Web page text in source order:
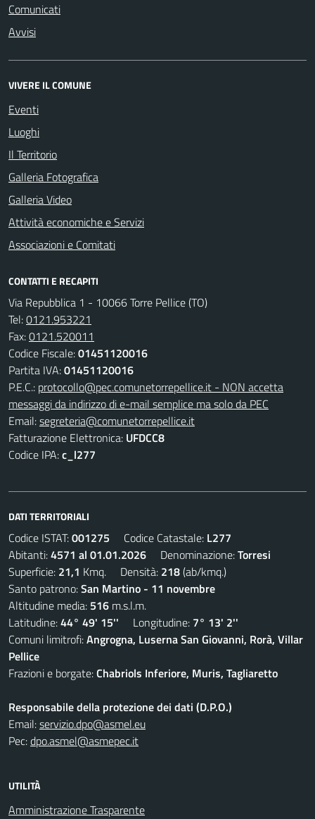
Comunicati
Avvisi
VIVERE IL COMUNE
Eventi
Luoghi
Il Territorio
Galleria Fotografica
Galleria Video
Attività economiche e Servizi
Associazioni e Comitati
CONTATTI E RECAPITI
Via Repubblica 1 - 10066 Torre Pellice (TO)
Tel:0121.953221
Fax:0121.520011
Codice Fiscale:01451120016
Partita IVA:01451120016
P.E.C.: protocollo@pec.comunetorrepellice.it - NON accetta
messaggi da indirizzo di e-mail semplice ma solo da PEC
Email:segreteria@comunetorrepellice.it
Fatturazione Elettronica: UFDCC8
Codice IPA:c_l277
DATI TERRITORIALI
Codice ISTAT:001275 Codice Catastale: L277
Abitanti:4571 al 01.01.2026 Denominazione:Torresi
Superficie: 21,1 Kmq. Densità: 218(ab/kmq.)
Santo patrono:San Martino - 11 novembre
Altitudine media: 516 m.s.l.m.
Latitudine:44° 49' 15'' Longitudine: 7° 13' 2''
Comuni limitrofi:Angrogna, Luserna San Giovanni, Rorà, Villar
Pellice
Frazioni e borgate:Chabriols Inferiore, Muris, Tagliaretto
Responsabile della protezione dei dati (D.P.O.)
Email:servizio.dpo@asmel.eu
Pec:dpo.asmel@asmepec.it
UTILITÀ
Amministrazione Trasparente